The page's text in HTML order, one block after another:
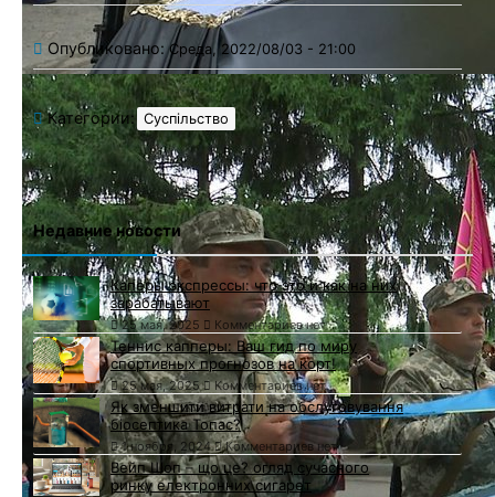
Опубликовано:Среда, 2022/08/03 - 21:00
Категории: Суспільство
Недавние новости
Каперы экспрессы: что это и как на них
зарабатывают
25 мая, 2025 Комментариев нет
Теннис капперы: Ваш гид по миру
спортивных прогнозов на корт!
25 мая, 2025 Комментариев нет
Як зменшити витрати на обслуговування
біосептика Топас?
1 ноября, 2024 Комментариев нет
Вейп Шоп – що це? огляд сучасного
ринку електронних сигарет